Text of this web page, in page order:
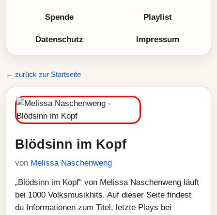
Spende Playlist
Datenschutz Impressum
← zurück zur Startseite
Blödsinn im Kopf
von Melissa Naschenweng
„Blödsinn im Kopf“ von Melissa Naschenweng läuft
bei 1000 Volksmusikhits. Auf dieser Seite findest
du Informationen zum Titel, letzte Plays bei